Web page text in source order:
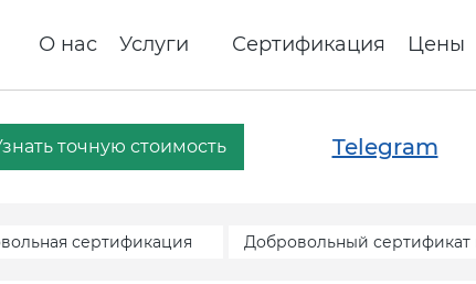
О нас Услуги Сертификация Цены
точную стоимость Telegram
сертификация Добровольный сертификат